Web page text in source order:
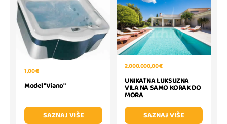
1,00 €
Model "Viano"
SAZNAJ VIŠE
2.000.000,00 €
UNIKATNA LUKSUZNA
VILA NA SAMO KORAK DO
MORA
SAZNAJ VIŠE